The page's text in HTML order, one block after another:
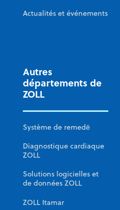
Actualités et événements
Autres
départements de
ZOLL
Système de remedē
Diagnostique cardiaque
ZOLL
Solutions logicielles et
de données ZOLL
ZOLL Itamar